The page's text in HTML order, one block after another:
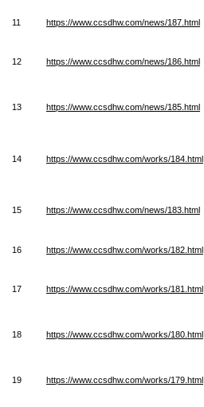
11 https://www.ccsdhw.com/news/187.html
12 https://www.ccsdhw.com/news/186.html
13 https://www.ccsdhw.com/news/185.html
14 https://www.ccsdhw.com/works/184.html
15 https://www.ccsdhw.com/news/183.html
16 https://www.ccsdhw.com/works/182.html
17 https://www.ccsdhw.com/works/181.html
18 https://www.ccsdhw.com/works/180.html
19 https://www.ccsdhw.com/works/179.html